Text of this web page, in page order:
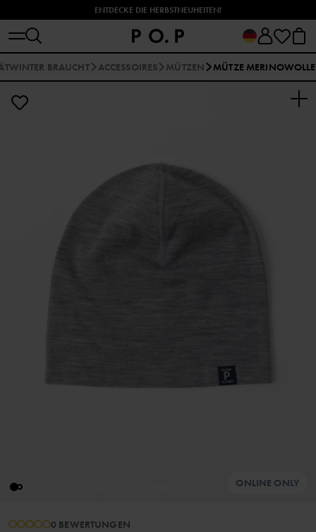
ENTDECKE DIE HERBSTNEUHEITEN!
BRAUCHT ACCESSOIRES MÜTZEN MÜTZE MERINOWOLLE
ONLINE ONLY
0 BEWERTUNGEN